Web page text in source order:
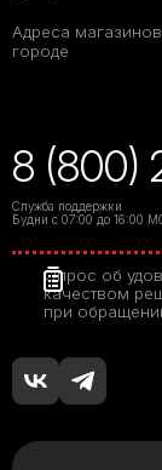
Адреса
городе
8 (800)
Служба поддержки
Будни с 07:00 до 16:00
Опрос об
качеством
при